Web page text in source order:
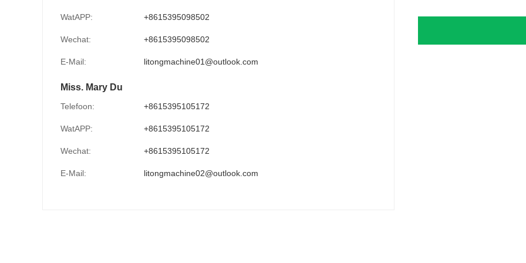
WatAPP: +8615395098502
Wechat: +8615395098502
E-Mail: litongmachine01@outlook.com
Miss. Mary Du
Telefoon: +8615395105172
WatAPP: +8615395105172
Wechat: +8615395105172
E-Mail: litongmachine02@outlook.com